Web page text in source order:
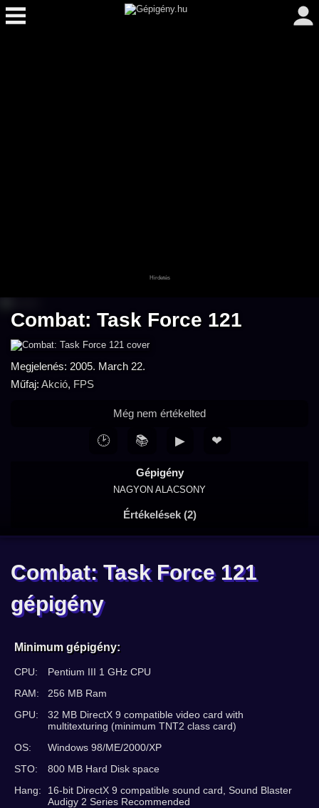
Combat: Task Force 121
Megjelenés: 2005. March 22.
Műfaj: Akció, FPS
Gépigény
NAGYON ALACSONY
Értékelések (2)
Még nem értékelted
🕑 📚 ▶ ❤
Combat: Task Force 121
gépigény
Minimum gépigény:
CPU:
Pentium III 1 GHz CPU
RAM:
256 MB Ram
GPU:
32 MB DirectX 9 compatible video card with
multitexturing (minimum TNT2 class card)
OS:
Windows 98/ME/2000/XP
STO:
800 MB Hard Disk space
Hang:
16-bit DirectX 9 compatible sound card, Sound Blaster
Audigy 2 Series Recommended